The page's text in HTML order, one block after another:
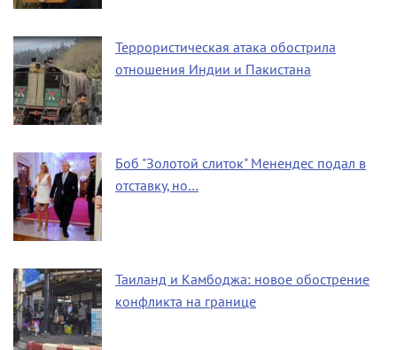
Террористическая атака обострила
отношения Индии и Пакистана
Боб "Золотой слиток" Менендес подал в
отставку, но…
Таиланд и Камбоджа: новое обострение
конфликта на границе